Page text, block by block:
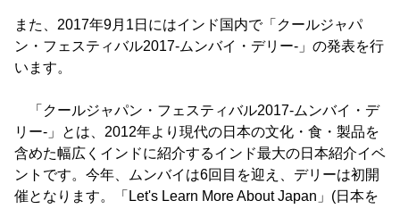
また、2017年9月1日にはインド国内で「クールジャパ
ン・フェスティバル2017-ムンバイ・デリー-」の発表を行
います。
「クールジャパン・フェスティバル2017-ムンバイ・デ
リー-」とは、2012年より現代の日本の文化・食・製品を
含めた幅広くインドに紹介するインド最大の日本紹介イベ
ントです。今年、ムンバイは6回目を迎え、デリーは初開
催となります。「Let's Learn More About Japan」(日本を